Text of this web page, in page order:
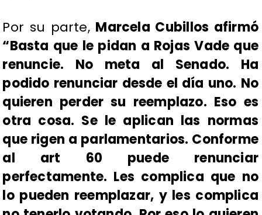
Por su parte, Marcela Cubillos afirmó
“Basta que le pidan a Rojas Vade que
renuncie. No meta al Senado. Ha
podido renunciar desde el día uno. No
quieren perder su reemplazo. Eso es
otra cosa. Se le aplican las normas
que rigen a parlamentarios. Conforme
al art 60 puede renunciar
perfectamente. Les complica que no
lo pueden reemplazar, y les complica